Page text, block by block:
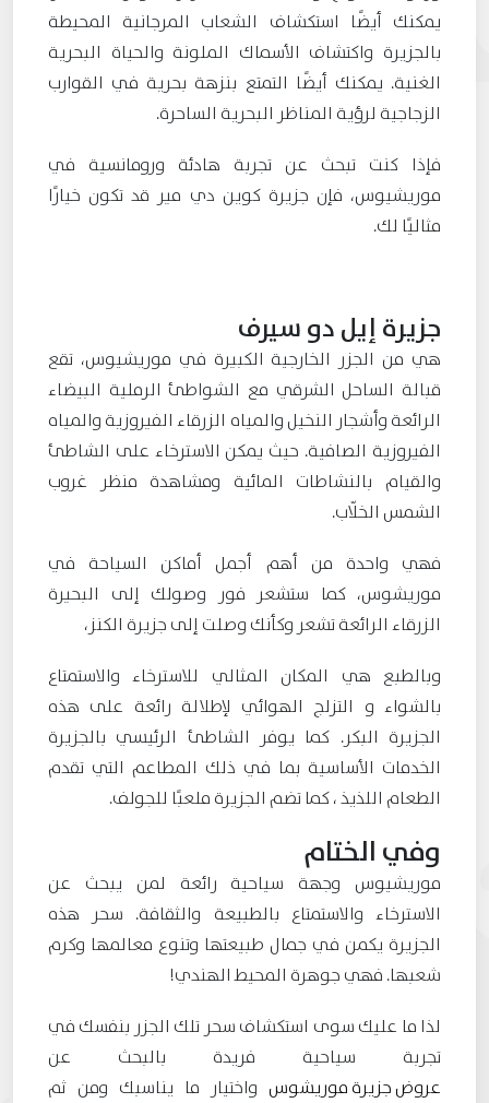
يمكنك أيضًا استكشاف الشعاب المرجانية المحيطة
بالجزيرة واكتشاف الأسماك الملونة والحياة البحرية
الغنية. يمكنك أيضًا التمتع بنزهة بحرية في القوارب
الزجاجية لرؤية المناظر البحرية الساحرة.
فإذا كنت تبحث عن تجربة هادئة ورومانسية في
موريشيوس، فإن جزيرة كوين دي مير قد تكون خيارًا
مثاليًا لك.
جزيرة إيل دو سيرف
هي من الجزر الخارجية الكبيرة في موريشيوس، تقع
قبالة الساحل الشرقي مع الشواطئ الرملية البيضاء
الرائعة وأشجار النخيل والمياه الزرقاء الفيروزية والمياه
الفيروزية الصافية. حيث يمكن الاسترخاء على الشاطئ
والقيام بالنشاطات المائية ومشاهدة منظر غروب
الشمس الخلّاب.
فهي واحدة من أهم أجمل أماكن السياحة في
موريشوس، كما ستشعر فور وصولك إلى البحيرة
الزرقاء الرائعة تشعر وكأنك وصلت إلى جزيرة الكنز،
وبالطبع هي المكان المثالي للاسترخاء والاستمتاع
بالشواء و التزلج الهوائي لإطلالة رائعة على هذه
الجزيرة البكر. كما يوفر الشاطئ الرئيسي بالجزيرة
الخدمات الأساسية بما في ذلك المطاعم التي تقدم
الطعام اللذيذ ، كما تضم الجزيرة ملعبًا للجولف.
وفي الختام
موريشيوس وجهة سياحية رائعة لمن يبحث عن
الاسترخاء والاستمتاع بالطبيعة والثقافة. سحر هذه
الجزيرة يكمن في جمال طبيعتها وتنوع معالمها وكرم
شعبها. فهي جوهرة المحيط الهندي!
لذا ما عليك سوى استكشاف سحر تلك الجزر بنفسك في
تجربة سياحية فريدة بالبحث عن
عروض جزيرة موريشوس واختيار ما يناسبك ومن ثم